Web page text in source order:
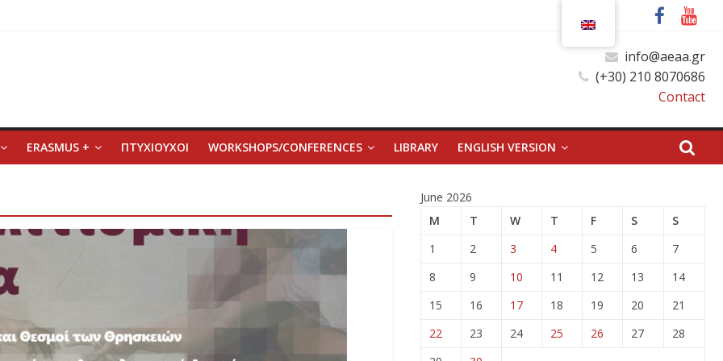
info@aeaa.gr
(+30) 210 8070686
Contact
ERASMUS + ΠΤΥΧΙΟΥΧΟΙ WORKSHOPS/CONFERENCES LIBRARY ENGLISH VERSION
June 2026
M
T W T F S
S
1
2 3 4 5 6
7
8
9 10 11 12 13
14
15
16 17 18 19 20
21
22
23 24 25 26 27
28